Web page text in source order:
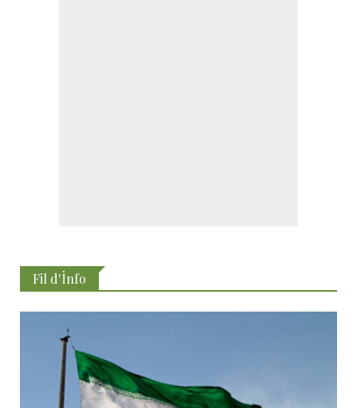
Fil d'İnfo